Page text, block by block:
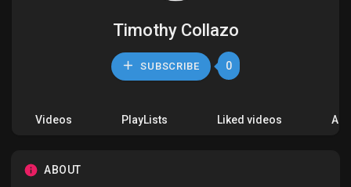
Timothy Collazo
SUBSCRIBE 0
Videos PlayLists Liked videos
ABOUT